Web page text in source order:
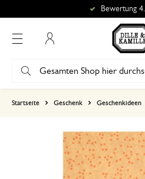
Bewertung
Startseite Geschenk Geschenkideen